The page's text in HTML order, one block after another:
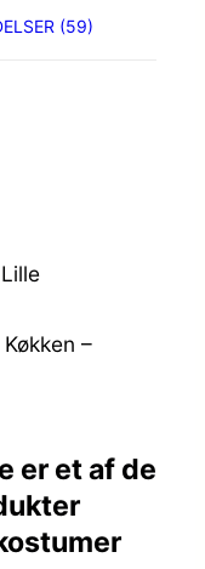
(59)
–
er et af de